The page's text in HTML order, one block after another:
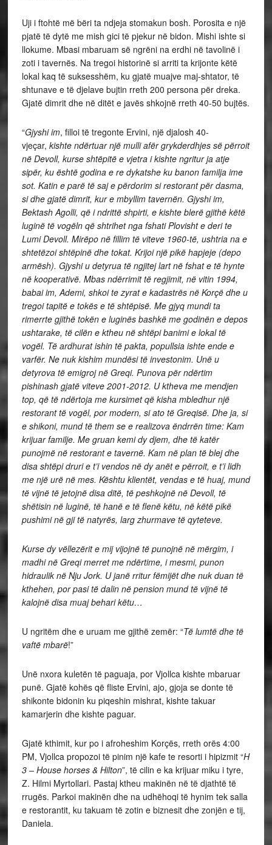
Uji i ftohtë më bëri ta ndjeja stomakun bosh. Porosita e një
pjatë të dytë me mish gici të pjekur në bidon. Mishi ishte si
llokume. Mbasi mbaruam së ngrëni na erdhi në tavolinë i
zoti i tavernës. Na tregoi historinë si arriti ta krijonte këtë
lokal kaq të suksesshëm, ku gjatë muajve maj-shtator, të
shtunave e të djelave bujtin rreth 200 persona për dreka.
Gjatë dimrit dhe në ditët e javës shkojnë rreth 40-50 bujtës.
“Gjyshi im, filloi të tregonte Ervini, një djalosh 40-
vjeçar, kishte ndërtuar një mulli afër grykderdhjes së përroit
në Devoll, kurse shtëpitë e vjetra i kishte ngritur ja atje
sipër, ku është godina e re dykatshe ku banon familja ime
sot. Katin e parë të saj e përdorim si restorant për dasma,
si dhe gjatë dimrit, kur e mbyllim tavernën. Gjyshi im,
Bektash Agolli, që i ndrittë shpirti, e kishte blerë gjithë këtë
luginë të vogëln që shtrihet nga fshati Plovisht e deri te
Lumi Devoll. Mirëpo në fillim të viteve 1960-të, ushtria na e
shtetëzoi shtëpinë dhe tokat. Krijoi një pikë hapjeje (depo
armësh). Gjyshi u detyrua të ngjitej lart në fshat e të hynte
në kooperativë. Mbas ndërrimit të regjimit, në vitin 1994,
babai im, Ademi, shkoi te zyrat e kadastrës në Korçë dhe u
tregoi tapitë e tokës e të shtëpisë. Me gjyq mundi ta
rimerrte gjithë tokën e luginës bashkë me godinën e depos
ushtarake, të cilën e ktheu në shtëpi banimi e lokal të
vogël. Të ardhurat ishin të pakta, popullsia ishte ende e
varfër. Ne nuk kishim mundësi të investonim. Unë u
detyrova të emigroj në Greqi. Punova për ndërtim
pishinash gjatë viteve 2001-2012. U ktheva me mendjen
top, që të ndërtoja me kursimet që kisha mbledhur një
restorant të vogël, por modern, si ato të Greqisë. Dhe ja, si
e shikoni, mund të them se e realizova ëndrrën time: Kam
krijuar familje. Me gruan kemi dy djem, dhe të katër
punojmë në restorant e tavernë. Kam në plan të blej dhe
disa shtëpi druri e t’i vendos në dy anët e përroit, e t’i lidh
me një urë në mes. Kështu klientët, vendas e të huaj, mund
të vijnë të jetojnë disa ditë, të peshkojnë në Devoll, të
shëtisin në luginë, të hanë e të flenë këtu, në këtë pikë
pushimi në gji të natyrës, larg zhurmave të qyteteve.
Kurse dy vëllezërit e mij vijojnë të punojnë në mërgim, i
madhi në Greqi merret me ndërtime, i mesmi, punon
hidraulik në Nju Jork. U janë rritur fëmijët dhe nuk duan të
kthehen, por pasi të dalin në pension mund të vijnë të
kalojnë disa muaj behari këtu…
U ngritëm dhe e uruam me gjithë zemër: “Të lumtë dhe të
vaftë mbarë!”
Unë nxora kuletën të paguaja, por Vjollca kishte mbaruar
punë. Gjatë kohës që fliste Ervini, ajo, gjoja se donte të
shikonte bidonin ku piqeshin mishrat, kishte takuar
kamarjerin dhe kishte paguar.
Gjatë kthimit, kur po i afroheshim Korçës, rreth orës 4:00
PM, Vjollca propozoi të pinim një kafe te resorti i hipizmit “H
3 – House horses & Hilton”, të cilin e ka krijuar miku i tyre,
Z. Hilmi Myrtollari. Pastaj ktheu makinën në të djathtë të
rrugës. Parkoi makinën dhe na udhëhoqi të hynim tek salla
e restorantit, ku takuam të zotin e biznesit dhe zonjën e tij,
Daniela.